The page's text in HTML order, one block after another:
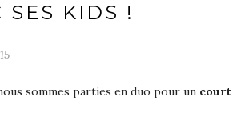
SES KIDS !
sommes parties en duo pour un court